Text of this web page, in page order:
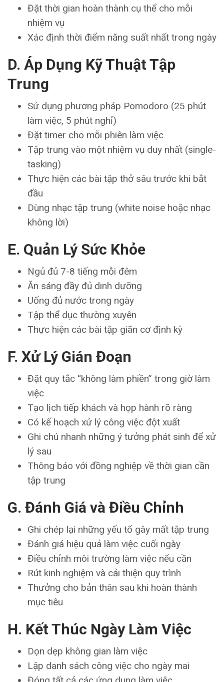
Đặt thời gian hoàn thành cụ thể cho mỗi
nhiệm vụ
Xác định thời điểm năng suất nhất trong ngày
D. Áp Dụng Kỹ Thuật Tập
Trung
Sử dụng phương pháp Pomodoro (25 phút
làm việc, 5 phút nghỉ)
Đặt timer cho mỗi phiên làm việc
Tập trung vào một nhiệm vụ duy nhất (single-
tasking)
Thực hiện các bài tập thở sâu trước khi bắt
đầu
Dùng nhạc tập trung (white noise hoặc nhạc
không lời)
E. Quản Lý Sức Khỏe
Ngủ đủ 7-8 tiếng mỗi đêm
Ăn sáng đầy đủ dinh dưỡng
Uống đủ nước trong ngày
Tập thể dục thường xuyên
Thực hiện các bài tập giãn cơ định kỳ
F. Xử Lý Gián Đoạn
Đặt quy tắc “không làm phiền” trong giờ làm
việc
Tạo lịch tiếp khách và họp hành rõ ràng
Có kế hoạch xử lý công việc đột xuất
Ghi chú nhanh những ý tưởng phát sinh để xử
lý sau
Thông báo với đồng nghiệp về thời gian cần
tập trung
G. Đánh Giá và Điều Chỉnh
Ghi chép lại những yếu tố gây mất tập trung
Đánh giá hiệu quả làm việc cuối ngày
Điều chỉnh môi trường làm việc nếu cần
Rút kinh nghiệm và cải thiện quy trình
Thưởng cho bản thân sau khi hoàn thành
mục tiêu
H. Kết Thúc Ngày Làm Việc
Dọn dẹp không gian làm việc
Lập danh sách công việc cho ngày mai